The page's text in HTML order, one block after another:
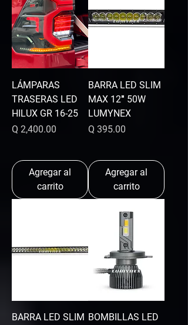
LÁMPARAS
TRASERAS LED
HILUX GR 16-25
Precio
Q 2,400.00
Agregar al
carrito
BARRA LED SLIM
MAX 12″ 50W
LUMYNEX
Precio
Q 395.00
Agregar al
carrito
BARRA LED SLIM BOMBILLAS LED